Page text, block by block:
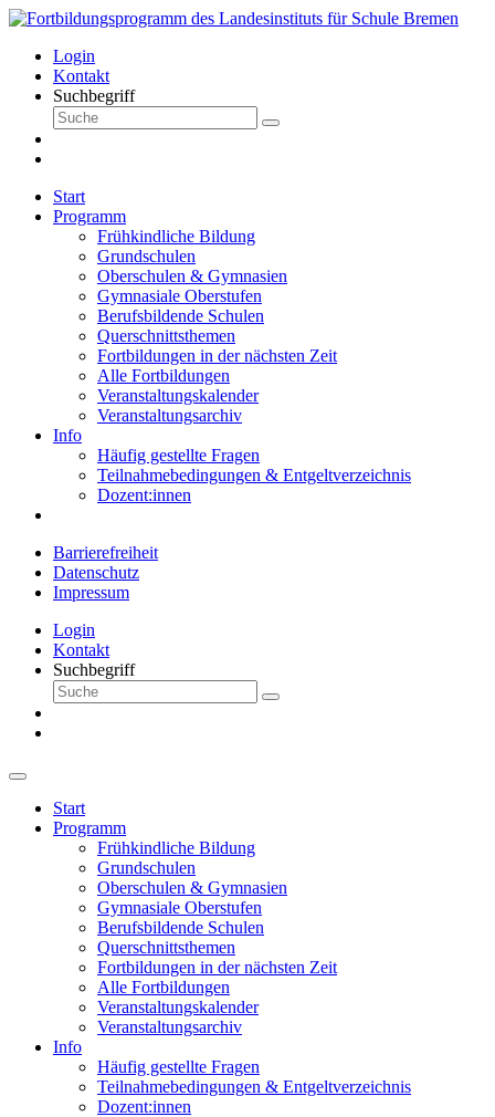
Login
Kontakt
Suchbegriff
Start
Programm
Frühkindliche Bildung
Grundschulen
Oberschulen & Gymnasien
Gymnasiale Oberstufen
Berufsbildende Schulen
Querschnittsthemen
Fortbildungen in der nächsten Zeit
Alle Fortbildungen
Veranstaltungskalender
Veranstaltungsarchiv
Info
Häufig gestellte Fragen
Teilnahmebedingungen & Entgeltverzeichnis
Dozent:innen
Barrierefreiheit
Datenschutz
Impressum
Login
Kontakt
Suchbegriff
Start
Programm
Frühkindliche Bildung
Grundschulen
Oberschulen & Gymnasien
Gymnasiale Oberstufen
Berufsbildende Schulen
Querschnittsthemen
Fortbildungen in der nächsten Zeit
Alle Fortbildungen
Veranstaltungskalender
Veranstaltungsarchiv
Info
Häufig gestellte Fragen
Teilnahmebedingungen & Entgeltverzeichnis
Dozent:innen